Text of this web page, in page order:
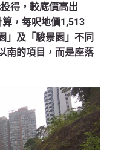
得，較底價高出
，每呎地價1,513
」及「駿景園」不同
南的項目，而是座落